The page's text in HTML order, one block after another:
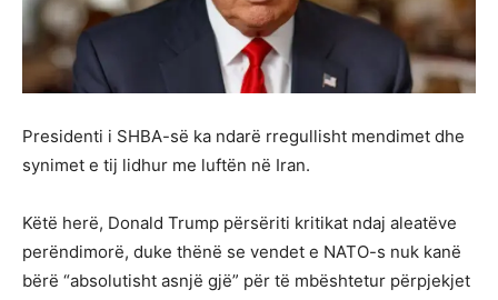
Presidenti i SHBA-së ka ndarë rregullisht mendimet dhe
synimet e tij lidhur me luftën në Iran.
Këtë herë, Donald Trump përsëriti kritikat ndaj aleatëve
perëndimorë, duke thënë se vendet e NATO-s nuk kanë
bërë “absolutisht asnjë gjë” për të mbështetur përpjekjet